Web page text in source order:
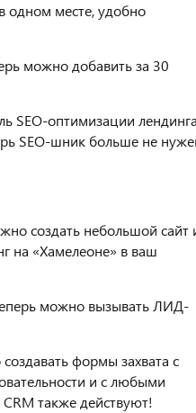
одном месте, удобно
можно добавить за 30
SEO-оптимизации лендинга
SEO-шник больше не
создать небольшой сайт
на «Хамелеоне» в ваш
можно вызывать ЛИД-
формы захвата с
и с любыми
также действуют!